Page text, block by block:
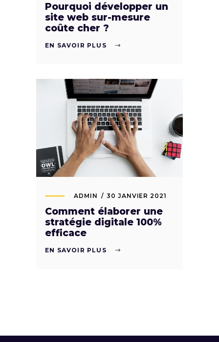
Pourquoi développer un
site web sur-mesure
coûte cher ?
EN SAVOIR PLUS
ADMIN 30 JANVIER 2021
Comment élaborer une
stratégie digitale 100%
efficace
EN SAVOIR PLUS